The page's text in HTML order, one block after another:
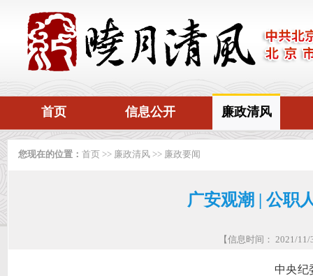
首页 信息公开 廉政清风
您现在的位置： 首页 >> 廉政清风 >> 廉政要闻
广安观潮 | 公职
【信息时间： 2021/
中央纪